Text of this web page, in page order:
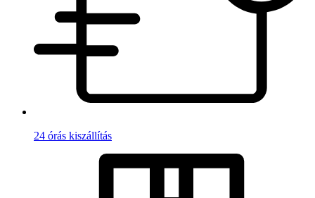
24 órás kiszállítás